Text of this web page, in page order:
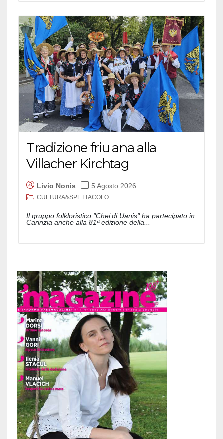
Tradizione friulana alla
Villacher Kirchtag
Livio Nonis 5 Agosto 2026
CULTURA&SPETTACOLO
Il gruppo folkloristico "Chei di Uanis" ha partecipato in
Carinzia anche alla 81ª edizione della...